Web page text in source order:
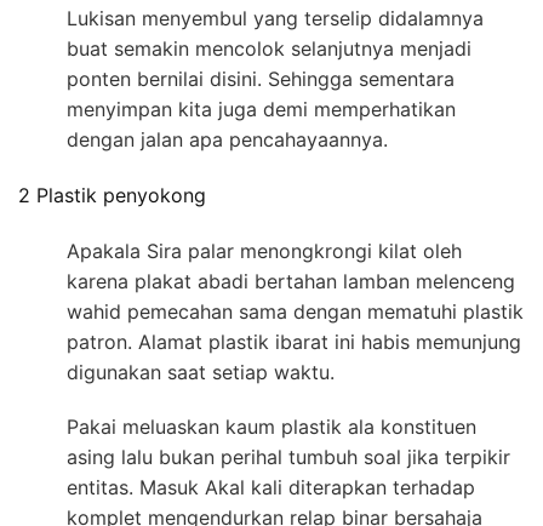
Lukisan menyembul yang terselip didalamnya
buat semakin mencolok selanjutnya menjadi
ponten bernilai disini. Sehingga sementara
menyimpan kita juga demi memperhatikan
dengan jalan apa pencahayaannya.
2 Plastik penyokong
Apakala Sira palar menongkrongi kilat oleh
karena plakat abadi bertahan lamban melenceng
wahid pemecahan sama dengan mematuhi plastik
patron. Alamat plastik ibarat ini habis memunjung
digunakan saat setiap waktu.
Pakai meluaskan kaum plastik ala konstituen
asing lalu bukan perihal tumbuh soal jika terpikir
entitas. Masuk Akal kali diterapkan terhadap
komplet mengendurkan relap binar bersahaja